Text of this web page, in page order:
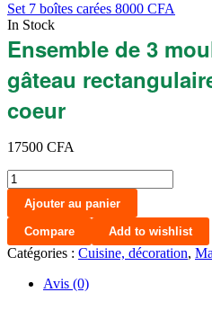
Set 7 boîtes carées 8000 CFA
In Stock
Ensemble de 3
gâteau
coeur
17500 CFA
quantité
de
Ensemble
3
moules
ressort
Ajouter au panier
Compare Add to wishlist
Catégories : Cuisine, décoration,
Avis (0)